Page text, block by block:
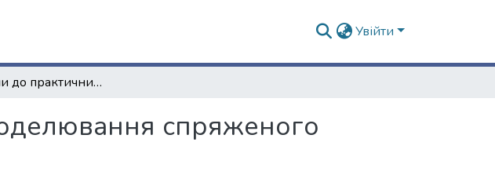
Увійти
Матеріали до практичних занять «Моделювання спряженого теплообміну»
спряженого